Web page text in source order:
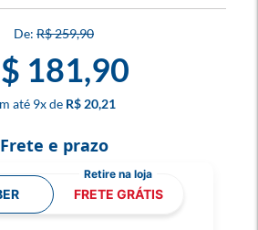
R$ 259,90
181,90
9x R$ 20,21
Frete e prazo
FRETE GRÁTIS